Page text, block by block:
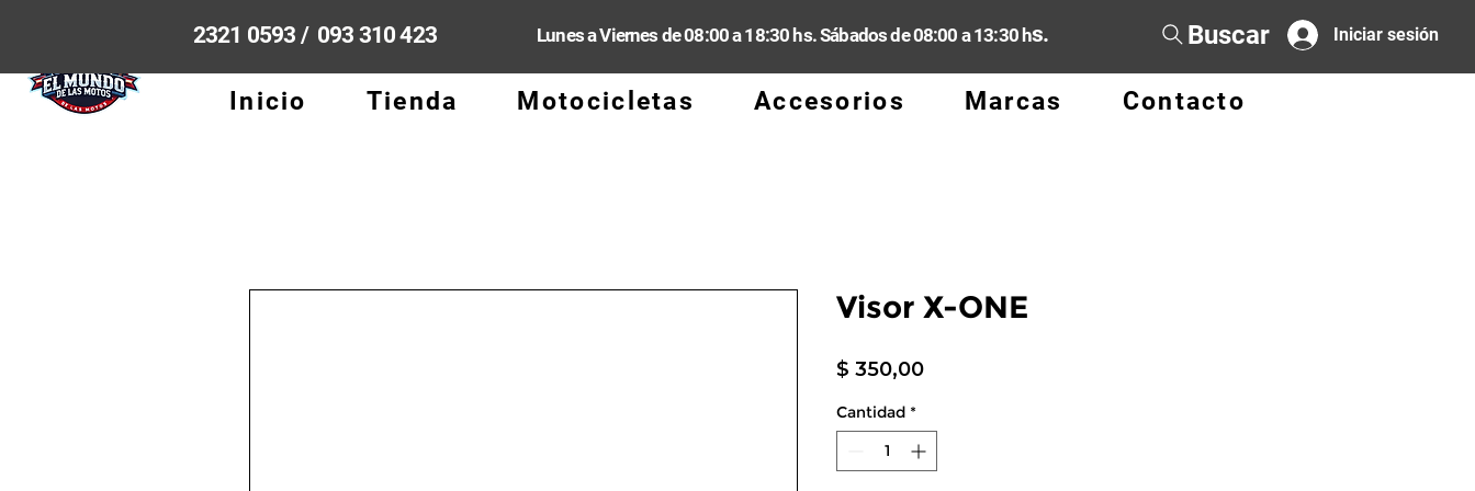
2321 0593 / 093 310 423 Lunes a Viernes de 08:00 a 18:30 hs. Sábados de 08:00 a 13:30 hs. Buscar Iniciar sesión
Inicio Tienda Motocicletas Accesorios Marcas Contacto
Visor X-ONE
$ 350,00Precio
Cantidad *